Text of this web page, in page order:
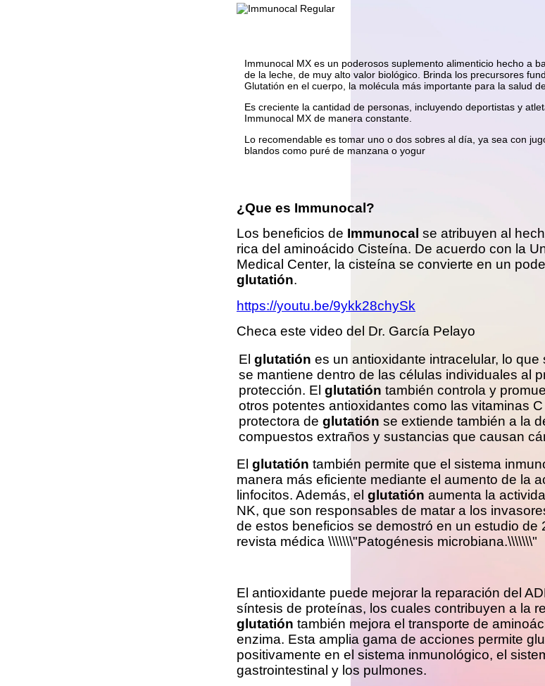
Immunocal MX es un poderosos suplemento alimenticio hecho a
de la leche, de muy alto valor biológico. Brinda los precursores
Glutatión en el cuerpo, la molécula más importante para la salud
Es creciente la cantidad de personas, incluyendo deportistas y
Immunocal MX de manera constante.
Lo recomendable es tomar uno o dos sobres al día, ya sea con
blandos como puré de manzana o yogur
¿Que es Immunocal?
Los beneficios de Immunocal se atribuyen al
rica del aminoácido Cisteína. De acuerdo con la
Medical Center, la cisteína se convierte en un
glutatión.
https://youtu.be/9ykk28chySk
Checa este video del Dr. García Pelayo
El glutatión es un antioxidante intracelular, lo
se mantiene dentro de las células individuales al
protección. El glutatión también controla y
otros potentes antioxidantes como las vitaminas
protectora de glutatión se extiende también a la
compuestos extraños y sustancias que causan
El glutatión también permite que el sistema
manera más eficiente mediante el aumento de la
linfocitos. Además, el glutatión aumenta la
NK, que son responsables de matar a los
de estos beneficios se demostró en un estudio de
revista médica \\\\\\\"Patogénesis microbiana.\\\\\\\"
El antioxidante puede mejorar la reparación del
síntesis de proteínas, los cuales contribuyen a la
glutatión también mejora el transporte de
enzima. Esta amplia gama de acciones permite
positivamente en el sistema inmunológico, el
gastrointestinal y los pulmones.